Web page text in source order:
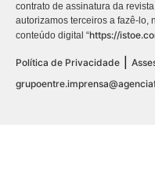
contrato de assinatura da
autorizamos terceiros a fazê-lo,
conteúdo digital “https://
Política de Privacidade